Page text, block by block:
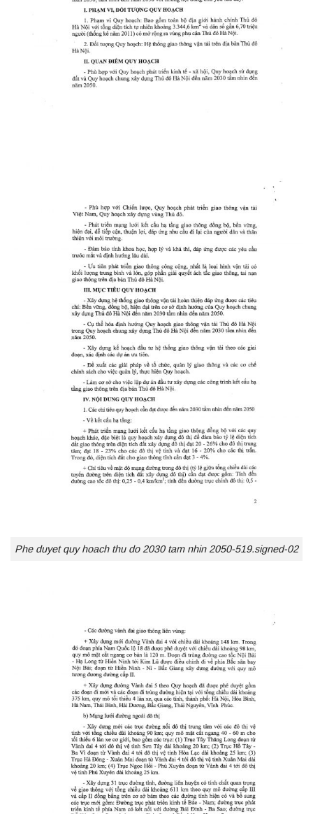
Phe duyet quy hoach thu do 2030 tam nhin 2050-519.signed-02